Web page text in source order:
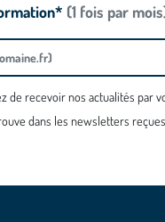
(1 fois par
de recevoir nos actualités par
dans les newsletters